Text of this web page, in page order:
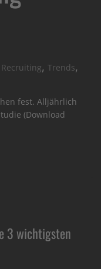
Recruiting,Trends,
fest. Alljährlich
(Download
3 wichtigsten